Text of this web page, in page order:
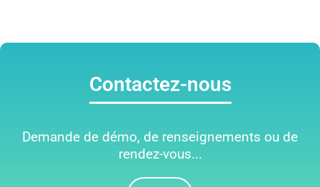
Contactez-nous
Demande de démo, de renseignements ou de
rendez-vous...